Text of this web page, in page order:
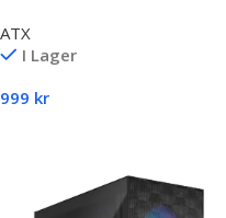
ATX
I Lager
999 kr